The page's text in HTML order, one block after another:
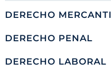
DERECHO
DERECHO PENAL
DERECHO LABORAL